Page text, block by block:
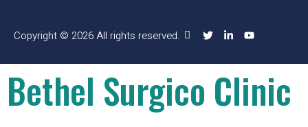
Copyright © 2026 All rights reserved.
Bethel Surgico Clinic